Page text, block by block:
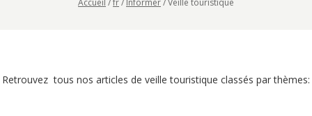
Accueil /fr/ Informer/Veille touristique
Retrouvez tous nos articles de veille touristique classés par thèmes: